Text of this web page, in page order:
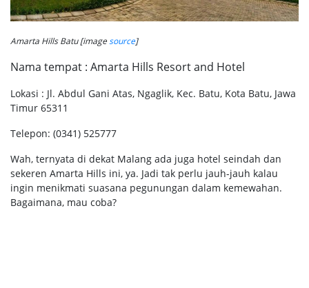
Amarta Hills Batu [imagesource]
Nama tempat : Amarta Hills Resort and Hotel
Lokasi : Jl. Abdul Gani Atas, Ngaglik, Kec. Batu, Kota Batu, Jawa
Timur 65311
Telepon: (0341) 525777
Wah, ternyata di dekat Malang ada juga hotel seindah dan
sekeren Amarta Hills ini, ya. Jadi tak perlu jauh-jauh kalau
ingin menikmati suasana pegunungan dalam kemewahan.
Bagaimana, mau coba?